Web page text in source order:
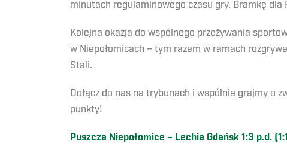
minutach regulaminowego czasu gry. Bramkę
Kolejna okazja do wspólnego przeżywania
w Niepołomicach – tym razem w ramach
Stali.
Dołącz do nas na trybunach i wspólnie grajmy o
punkty!
Puszcza Niepołomice – Lechia Gdańsk 1:3 p.d.